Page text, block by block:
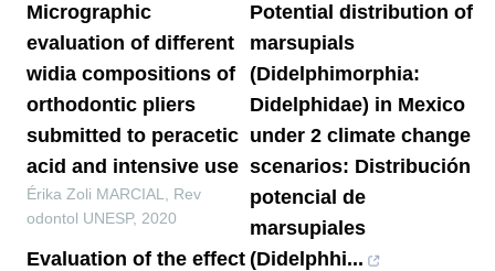
Micrographic
evaluation of different
widia compositions of
orthodontic pliers
submitted to peracetic
acid and intensive use
Érika Zoli MARCIAL
Rev
odontol UNESP, 2020
Evaluation of the effect
Potential distribution of
marsupials
(Didelphimorphia:
Didelphidae) in Mexico
under 2 climate change
scenarios: Distribución
potencial de
marsupiales
(Didelphhi...